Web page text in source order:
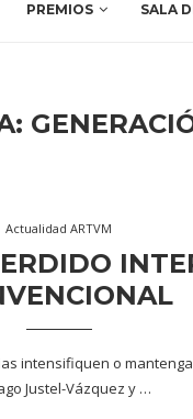
PREMIOS SALA
Actualidad ARTVM
intensifiquen o
Justel-Vázquez y …